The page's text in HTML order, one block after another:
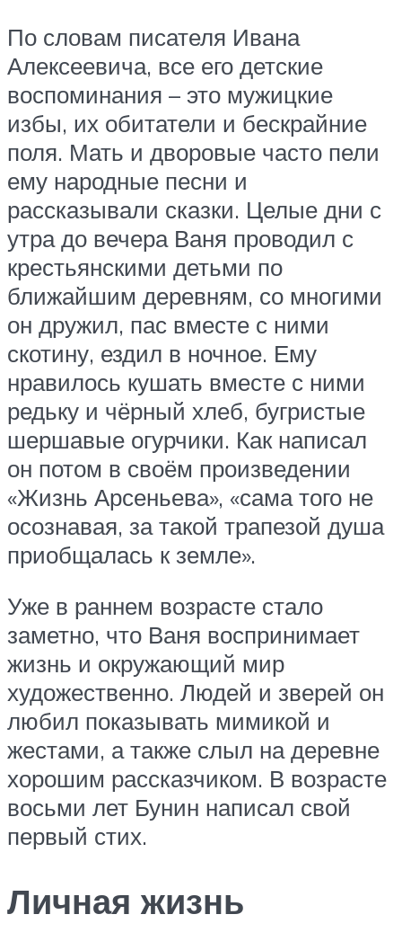
По словам писателя Ивана
Алексеевича, все его детские
воспоминания – это мужицкие
избы, их обитатели и бескрайние
поля. Мать и дворовые часто пели
ему народные песни и
рассказывали сказки. Целые дни с
утра до вечера Ваня проводил с
крестьянскими детьми по
ближайшим деревням, со многими
он дружил, пас вместе с ними
скотину, ездил в ночное. Ему
нравилось кушать вместе с ними
редьку и чёрный хлеб, бугристые
шершавые огурчики. Как написал
он потом в своём произведении
«Жизнь Арсеньева», «сама того не
осознавая, за такой трапезой душа
приобщалась к земле».
Уже в раннем возрасте стало
заметно, что Ваня воспринимает
жизнь и окружающий мир
художественно. Людей и зверей он
любил показывать мимикой и
жестами, а также слыл на деревне
хорошим рассказчиком. В возрасте
восьми лет Бунин написал свой
первый стих.
Личная жизнь